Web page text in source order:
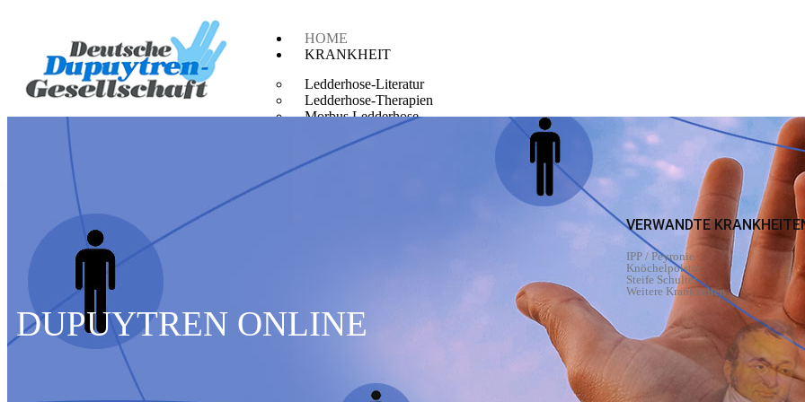
HOME
KRANKHEIT
Ledderhose-Literatur
Ledderhose-Therapien
Morbus Ledderhose
Dupuytren-Literatur
Dupuytren-Trauma
Dupuytren-Therapien
DUPUYTREN
Dupuytrensche Kontraktur
Alter und Gene
Arbeitsbedingt?
Literatur
VERWANDTE
IPP / Peyronie
Knöchelpolster
Steife Schulter
Weitere Krankheiten
DUPUYTREN ONLINE